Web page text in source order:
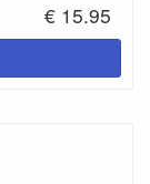
€ 15.95